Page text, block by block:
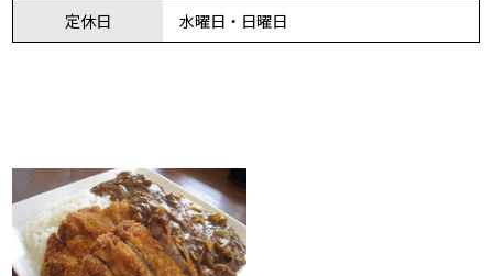
定休日
水曜日・日曜日